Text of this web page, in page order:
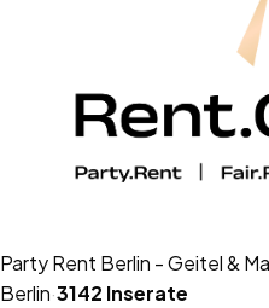
Party Rent Berlin - Geitel &
Berlin·3142 Inserate